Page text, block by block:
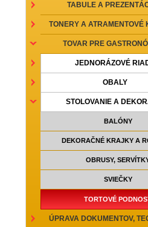
TABULE A
TONERY A ATRAMENTOVÉ
TOVAR PRE
JEDNORÁZOVÉ
OBALY
STOLOVANIE A
BALÓNY
DEKORAČNÉ KRAJKY A
OBRUSY,
SVIEČKY
TORTOVÉ
ÚPRAVA DOKUMENTOV,